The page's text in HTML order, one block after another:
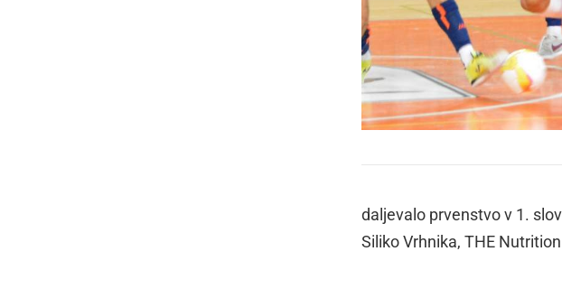
Z dvoboji 18. kroga se bo v petek nadaljevalo prvenstvo v 1.
Sevnica - Dobovec, Oplast Kobarid - Siliko Vrhnika, THE